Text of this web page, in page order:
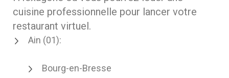
cuisine professionnelle pour lancer votre
restaurant virtuel.
Ain (01):
Bourg-en-Bresse